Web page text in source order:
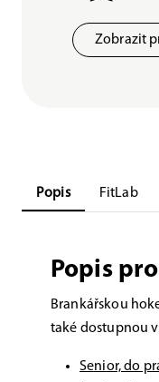
Zobrazit
Popis FitLab
Popis
Brankářskou
také dostupnou
Senior, do